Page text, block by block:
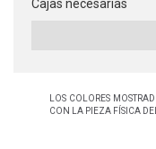
Cajas necesarias
LOS COLORES
CON LA PIEZA FÍSICA